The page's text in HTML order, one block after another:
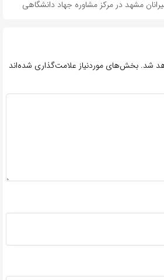
مشهد در مرکز مشاوره جهاد دانشگاهی
شد. بخش‌های موردنیاز علامت‌گذاری شده‌اند